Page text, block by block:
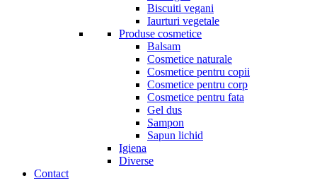
Biscuiti vegani
Iaurturi vegetale
Produse cosmetice
Balsam
Cosmetice naturale
Cosmetice pentru copii
Cosmetice pentru corp
Cosmetice pentru fata
Gel dus
Sampon
Sapun lichid
Igiena
Diverse
Contact